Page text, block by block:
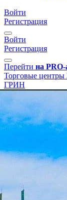
Войти
Регистрация
Войти
Регистрация
Перейти на PRO-
Торговые центры
ГРИН